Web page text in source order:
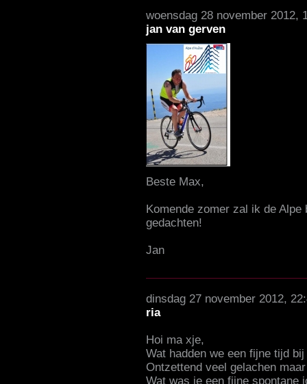
woensdag 28 november 2012,
jan van gerven
Beste Max,
Komende zomer zal ik de
gedachten!
Jan
dinsdag 27 november 2012,
ria
Hoi ma xje,
Wat hadden we een fijne tijd
Ontzettend veel gelachen
Wat was je een fijne spontane